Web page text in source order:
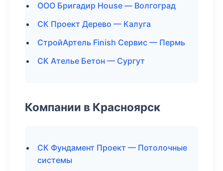
ООО Бригадир House — Волгоград
СК Проект Дерево — Калуга
СтройАртель Finish Сервис — Пермь
СК Ателье Бетон — Сургут
Компании в Красноярск
СК Фундамент Проект — Потолочные
системы